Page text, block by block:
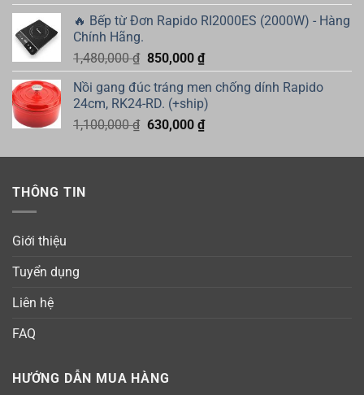
là:
515,000 ₫.
tại
là:
🔥 Bếp từ Đơn Rapido RI2000ES (2000W) - Hàng
Chính Hãng.
1,480,000₫ Giá
gốc
là:
1,480,000 ₫.
850,000 ₫Giá
hiện
tại
là:
850,000 ₫.
Nồi gang đúc tráng men chống dính Rapido
24cm, RK24-RD. (+ship)
1,100,000₫ Giá
là:
630,000 ₫Giá
tại
THÔNG TIN
Giới thiệu
Tuyển dụng
Liên hệ
FAQ
HƯỚNG DẪN MUA HÀNG